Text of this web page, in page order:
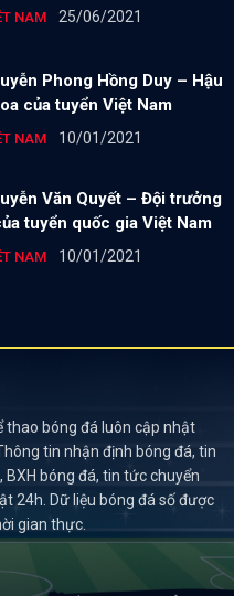
NAM 25/06/2021
Phong Hồng Duy – Hậu
của tuyển Việt Nam
NAM 10/01/2021
Văn Quyết – Đội trưởng
tuyển quốc gia Việt Nam
NAM 10/01/2021
bóng đá luôn cập nhật
tin nhận định bóng đá, tin
BXH bóng đá, tin tức chuyển
24h. Dữ liệu bóng đá số được
gian thực.